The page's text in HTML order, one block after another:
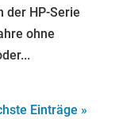
der HP-Serie
ohne
Einträge »